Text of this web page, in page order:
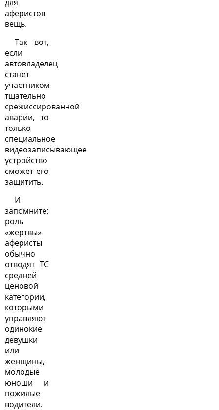
для
аферистов
вещь.
Так вот,
если
автовладелец
станет
участником
тщательно
срежиссированной
аварии, то
только
специальное
видеозаписывающее
устройство
сможет его
защитить.
И
запомните:
роль
«жертвы»
аферисты
обычно
отводят ТС
средней
ценовой
категории,
которыми
управляют
одинокие
девушки
или
женщины,
молодые
юноши и
пожилые
водители.